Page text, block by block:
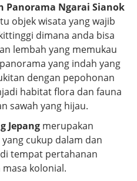
Panorama Ngarai Sianok
objek wisata yang wajib
dimana anda bisa
lembah yang memukau
yang indah yang
dengan pepohonan
habitat flora dan fauna
sawah yang hijau.
Jepang merupakan
cukup dalam dan
tempat pertahanan
kolonial.